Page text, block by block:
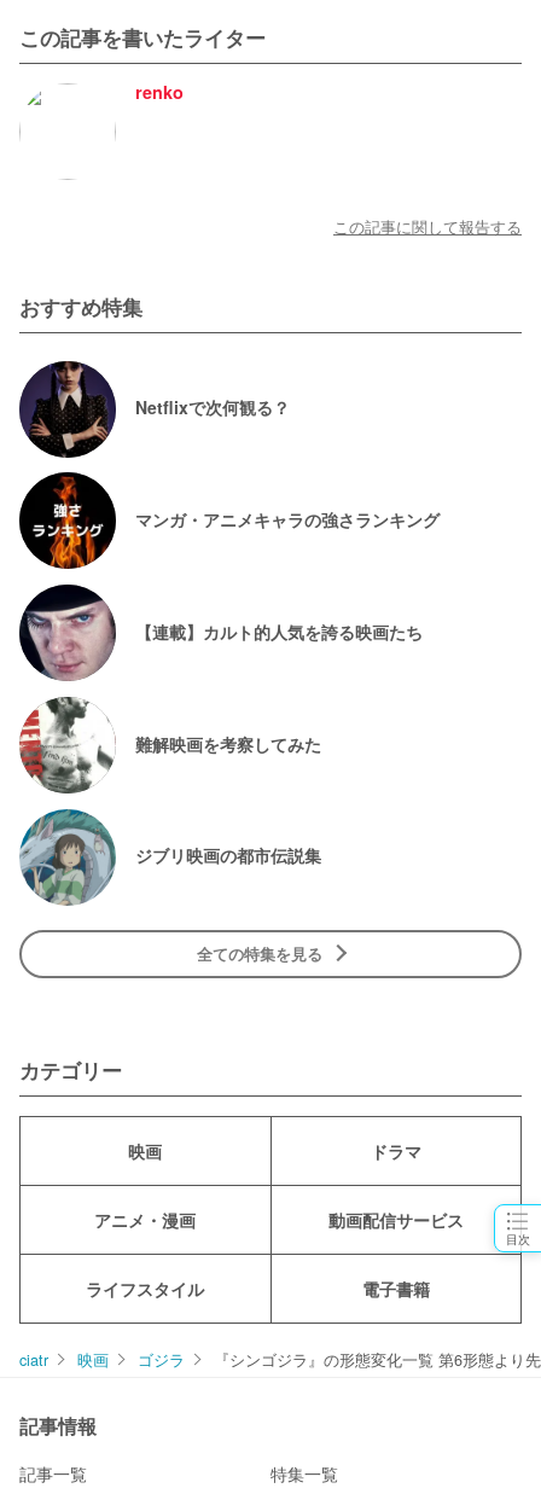
目次
この記事を書いたライター
renko
この記事に関して報告する
おすすめ特集
Netflixで次何観る？
マンガ・アニメキャラの強さランキング
【連載】カルト的人気を誇る映画たち
難解映画を考察してみた
ジブリ映画の都市伝説集
全ての特集を見る
カテゴリー
映画 ドラマ
アニメ・漫画 動画配信サービス
ライフスタイル 電子書籍
ciatr 映画 ゴジラ 『シンゴジラ』の形態変化一覧 第6形態より
記事情報
記事一覧 特集一覧